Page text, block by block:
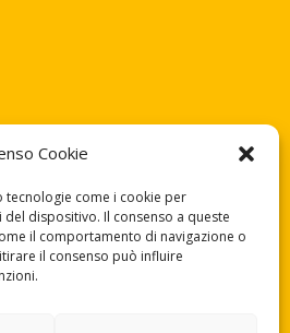
Cookie
tecnologie come i cookie per
dispositivo. Il consenso a queste
il comportamento di navigazione o
il consenso può influire